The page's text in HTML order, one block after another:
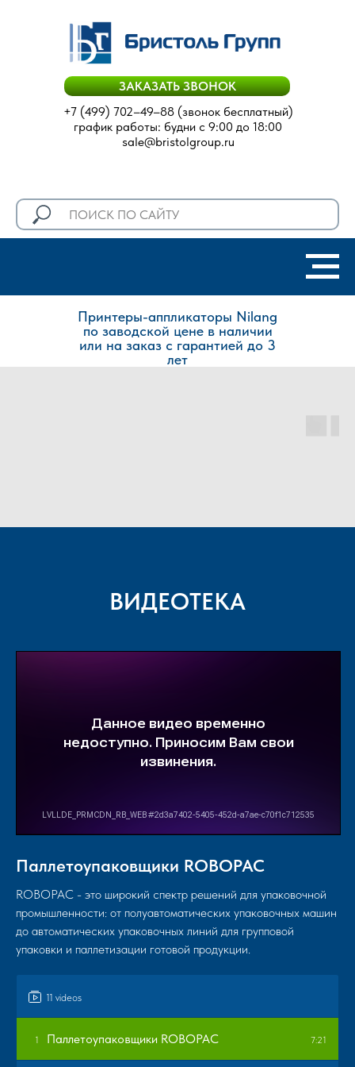
+7 (499) 702–49–88(звонок бесплатный)
график работы: будни с 9:00 до 18:00
sale@bristolgroup.ru
ЗАКАЗАТЬ ЗВОНОК
Принтеры-аппликаторы Nilang
по заводской ценев наличии
или на заказ с гарантией до 3
лет
ВИДЕОТЕКА
11 videos
1 Паллетоупаковщики ROBOPAC 7:21
Паллетоупаковщики ROBOPAC
ROBOPAC - это широкий спектр решений для упаковочной
промышленности: от полуавтоматических упаковочных машин
до автоматических упаковочных линий для групповой
упаковки и паллетизации готовой продукции.